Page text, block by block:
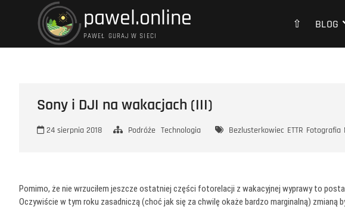
pawel.online
PAWEŁ GURAJ W SIECI
⇧ BLOG
Sony i DJI na wakacjach (III)
24 sierpnia 2018 Podróże Technologia Bezlusterkowiec ETTR Fotografia
Pomimo, że nie wrzuciłem jeszcze ostatniej części fotorelacji z wakacyjnej wyprawy to
Oczywiście w tym roku zasadniczą (choć jak się za chwilę okaże bardzo marginalną)